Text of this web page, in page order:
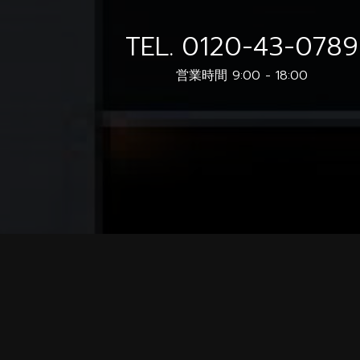
TEL. 0120-43-0789
営業時間 9:00 - 18:00